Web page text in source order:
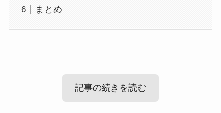
まとめ
記事の続きを読む